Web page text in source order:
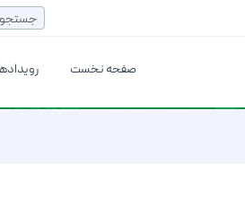
صفحه نخست